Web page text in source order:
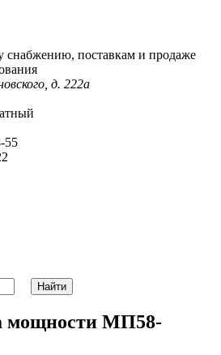
снабжению, поставкам и продаже
д. 222а
55
мощности МП58-